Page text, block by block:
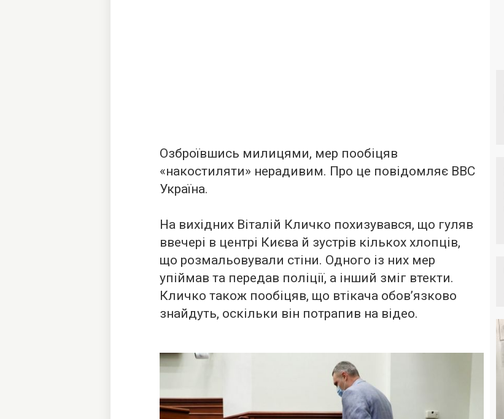
Озброївшись милицями, мер пообіцяв
«накостиляти» нерадивим. Про це повідомляє BBC
Україна.
На вихідних Віталій Кличко похизувався, що гуляв
ввечері в центрі Києва й зустрів кількох хлопців,
що розмальовували стіни. Одного із них мер
упіймав та передав поліції, а інший зміг втекти.
Кличко також пообіцяв, що втікача обов’язково
знайдуть, оскільки він потрапив на відео.